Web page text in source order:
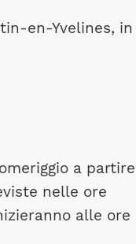
en-Yvelines, in
a partire
nelle ore
alle ore